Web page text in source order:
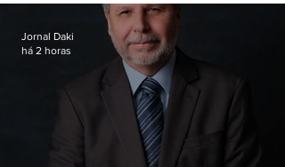
Jornal Daki
há 2 horas